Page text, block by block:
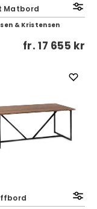
Matbord
& Kristensen
fr.17 655 kr